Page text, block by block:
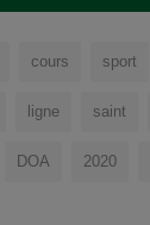
cours sport
ligne saint
DOA 2020